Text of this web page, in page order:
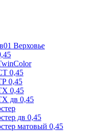
Верховье
0,45
0,45
0,45
дв 0,45
дв 0,45
матовый 0,45